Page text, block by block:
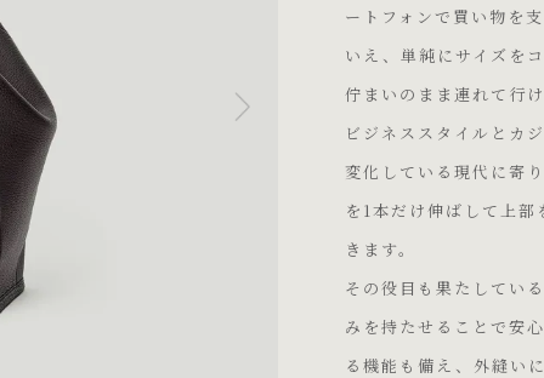
ートフォンで買い物を
いえ、単純にサイズを
佇まいのまま連れて行
ビジネススタイルとカ
変化している現代に寄
を1本だけ伸ばして上
きます。
その役目も果たしてい
みを持たせることで安
る機能も備え、外縫い